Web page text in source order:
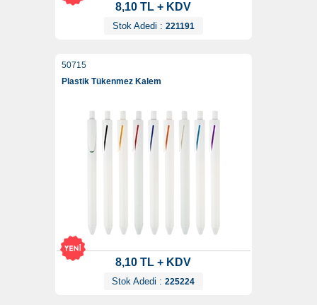
8,10 TL + KDV
Stok Adedi : 221191
50715
Plastik Tükenmez Kalem
8,10 TL + KDV
Stok Adedi : 225224